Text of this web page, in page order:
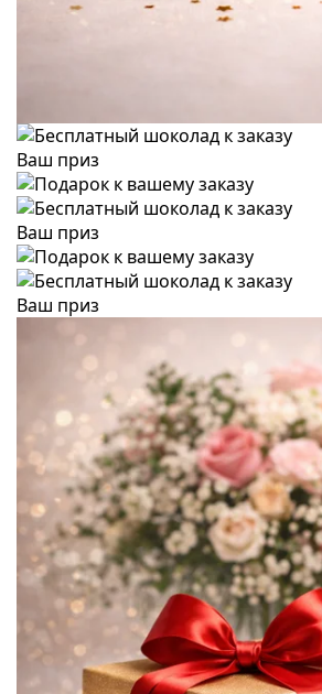
Ваш приз
Ваш приз
Ваш приз